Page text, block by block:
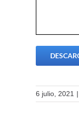
6 julio, 2021 |